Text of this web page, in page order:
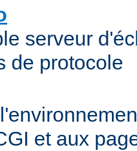
serveur
de protocole
et aux